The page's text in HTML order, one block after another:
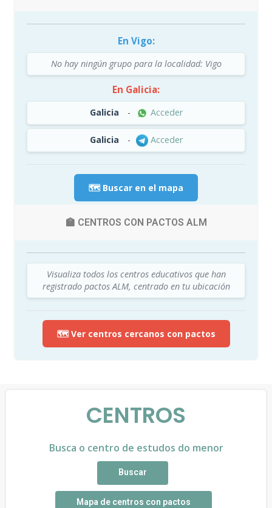
En Vigo:
No hay ningún grupo para la localidad: Vigo
En Galicia:
Galicia - Acceder
Galicia - Acceder
🗺️ Buscar en el mapa
🏫 CENTROS CON PACTOS ALM
Visualiza todos los centros educativos que han
registrado pactos ALM, centrado en tu ubicación
🗺️ Ver centros cercanos con pactos
CENTROS
Busca o centro de estudos do menor
Buscar
Mapa de centros con pactos